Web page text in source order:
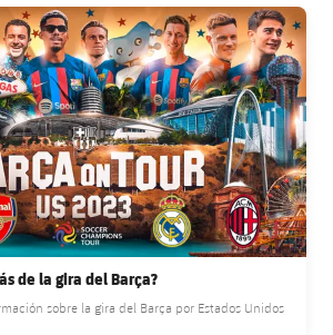
de la gira del Barça?
sobre la gira del Barça por Estados Unidos